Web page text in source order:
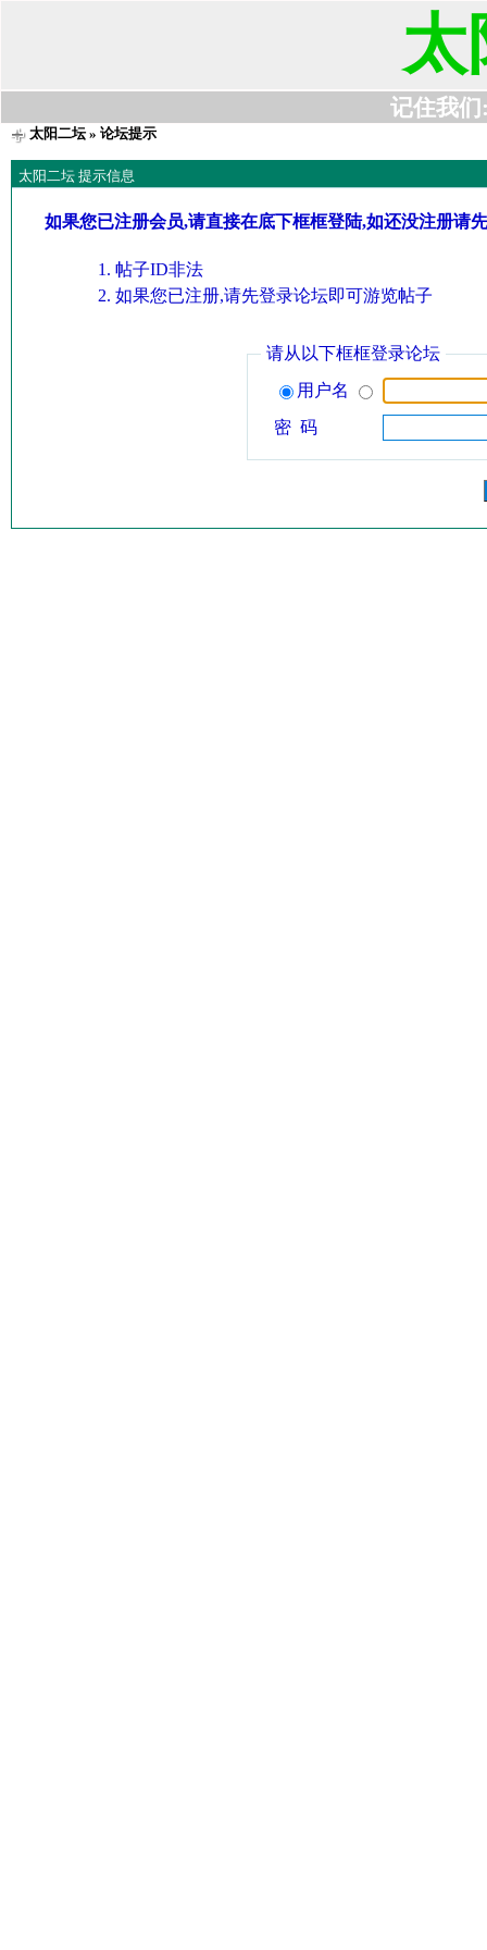
太
记住我们
太阳二坛» 论坛提示
太阳二坛 提示信息
如果您已注册会员,请直接在底下框框登陆,如还没注册请
帖子ID非法
如果您已注册,请先登录论坛即可游览帖子
请从以下框框登录论坛
用户名
密 码